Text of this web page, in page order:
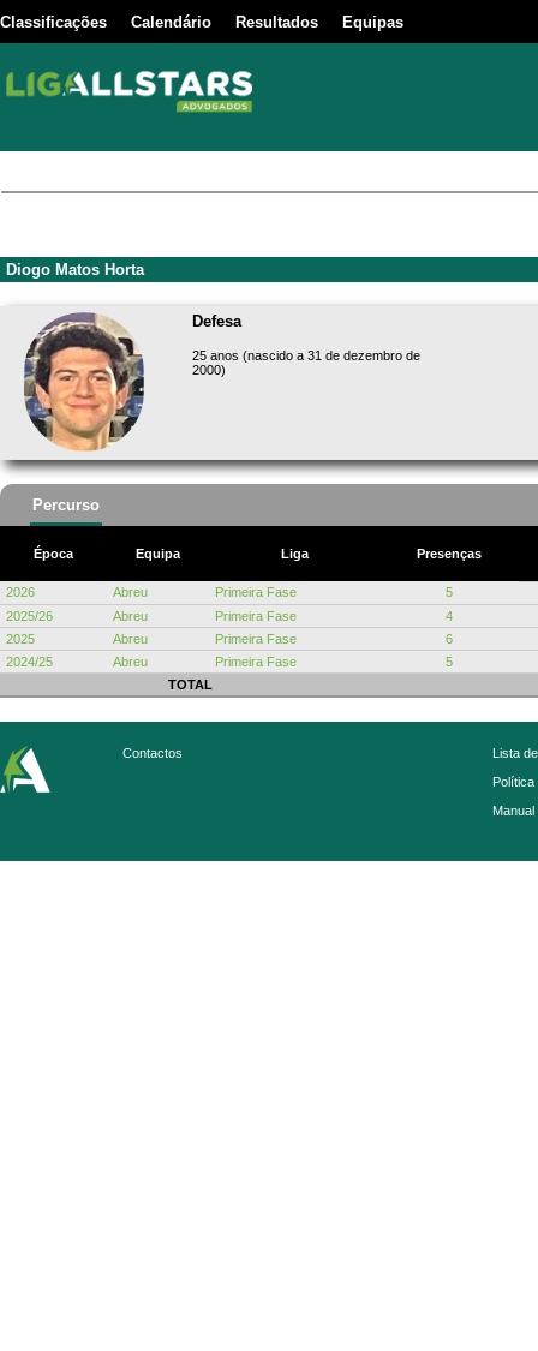
Classificações Calendário Resultados Equipas
Diogo Matos Horta
Defesa
25 anos (nascido a 31 de dezembro de
2000)
Percurso
Época Equipa Liga Presenças
2026 Abreu Primeira Fase
5
2025/26
Abreu Primeira Fase
4
2025
Abreu Primeira Fase
6
2024/25
Abreu Primeira Fase
5
TOTAL
Contactos
Lista
Política